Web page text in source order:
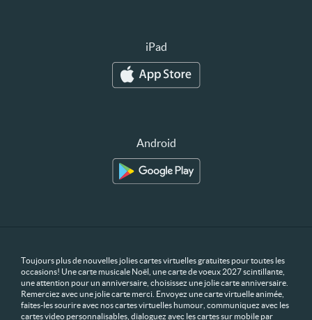
iPad
Android
Toujours plus de nouvelles jolies cartes virtuelles gratuites pour toutes les
occasions! Une carte musicale Noël, une carte de voeux 2027 scintillante,
une attention pour un anniversaire, choisissez une jolie carte anniversaire.
Remerciez avec une jolie carte merci. Envoyez une carte virtuelle animée,
faites-les sourire avec nos cartes virtuelles humour, communiquez avec les
cartes video personnalisables, dialoguez avec les cartes sur mobile par